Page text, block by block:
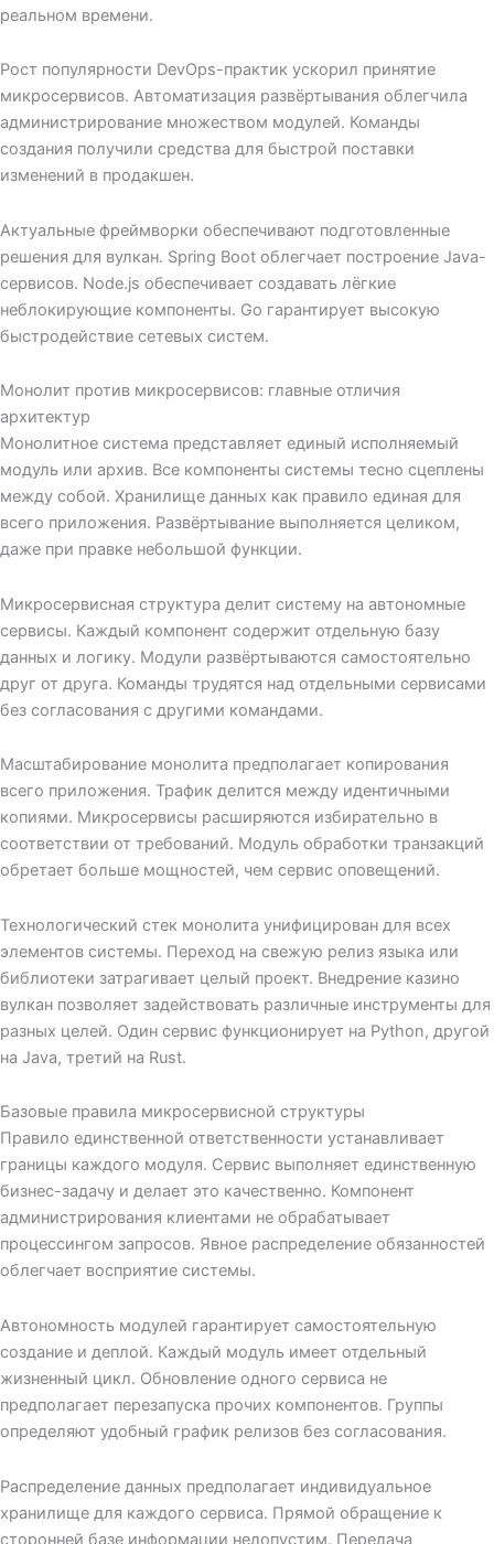
реальном времени.
Рост популярности DevOps-практик ускорил принятие
микросервисов. Автоматизация развёртывания облегчила
администрирование множеством модулей. Команды
создания получили средства для быстрой поставки
изменений в продакшен.
Актуальные фреймворки обеспечивают подготовленные
решения для вулкан. Spring Boot облегчает построение Java-
сервисов. Node.js обеспечивает создавать лёгкие
неблокирующие компоненты. Go гарантирует высокую
быстродействие сетевых систем.
Монолит против микросервисов: главные отличия
архитектур
Монолитное система представляет единый исполняемый
модуль или архив. Все компоненты системы тесно сцеплены
между собой. Хранилище данных как правило единая для
всего приложения. Развёртывание выполняется целиком,
даже при правке небольшой функции.
Микросервисная структура делит систему на автономные
сервисы. Каждый компонент содержит отдельную базу
данных и логику. Модули развёртываются самостоятельно
друг от друга. Команды трудятся над отдельными сервисами
без согласования с другими командами.
Масштабирование монолита предполагает копирования
всего приложения. Трафик делится между идентичными
копиями. Микросервисы расширяются избирательно в
соответствии от требований. Модуль обработки транзакций
обретает больше мощностей, чем сервис оповещений.
Технологический стек монолита унифицирован для всех
элементов системы. Переход на свежую релиз языка или
библиотеки затрагивает целый проект. Внедрение казино
вулкан позволяет задействовать различные инструменты для
разных целей. Один сервис функционирует на Python, другой
на Java, третий на Rust.
Базовые правила микросервисной структуры
Правило единственной ответственности устанавливает
границы каждого модуля. Сервис выполняет единственную
бизнес-задачу и делает это качественно. Компонент
администрирования клиентами не обрабатывает
процессингом запросов. Явное распределение обязанностей
облегчает восприятие системы.
Автономность модулей гарантирует самостоятельную
создание и деплой. Каждый модуль имеет отдельный
жизненный цикл. Обновление одного сервиса не
предполагает перезапуска прочих компонентов. Группы
определяют удобный график релизов без согласования.
Распределение данных предполагает индивидуальное
хранилище для каждого сервиса. Прямой обращение к
сторонней базе информации недопустим. Передача